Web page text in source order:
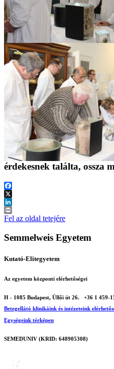
érdekesnek találta, ossza
Facebook
X
LinkedIn
Print
Fel az oldal tetejére
Semmelweis Egyetem
Kutató-Elitegyetem
Az egyetem központi elérhetőségei
H - 1085 Budapest, Üllői út 26.
+36 1 459-
Betegellátó klinikáink és intézeteink
Egységeink térképen
SEMEDUNIV (KRID: 648905308)